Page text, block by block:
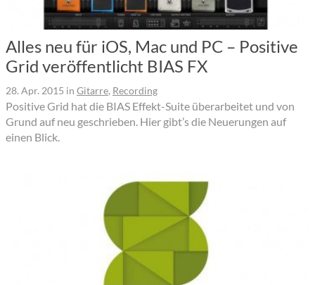
Alles neu für iOS, Mac und PC – Positive
Grid veröffentlicht BIAS FX
28. Apr. 2015 in Gitarre, Recording
Positive Grid hat die BIAS Effekt-Suite überarbeitet und von
Grund auf neu geschrieben. Hier gibt’s die Neuerungen auf
einen Blick.